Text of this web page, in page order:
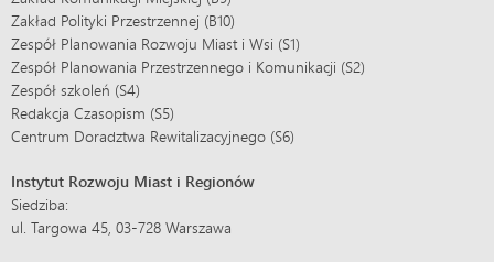
Zakład Polityki Przestrzennej (B10)
Zespół Planowania Rozwoju Miast i Wsi (S1)
Zespół Planowania Przestrzennego i Komunikacji (S2)
Zespół szkoleń (S4)
Redakcja Czasopism (S5)
Centrum Doradztwa Rewitalizacyjnego (S6)
Instytut Rozwoju Miast i Regionów
Siedziba:
ul. Targowa 45, 03-728 Warszawa